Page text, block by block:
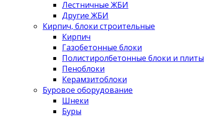
Лестничные ЖБИ
Другие ЖБИ
Кирпич, блоки строительные
Кирпич
Газобетонные блоки
Полистиролбетонные блоки и плиты
Пеноблоки
Керамзитоблоки
Буровое оборудование
Шнеки
Буры